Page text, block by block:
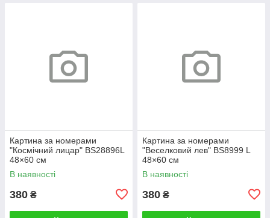
Картина за номерами
"Космічний лицар" BS28896L
48×60 см
В наявності
380 ₴
Картина за номерами
"Веселковий лев" BS8999 L
48×60 см
В наявності
380 ₴